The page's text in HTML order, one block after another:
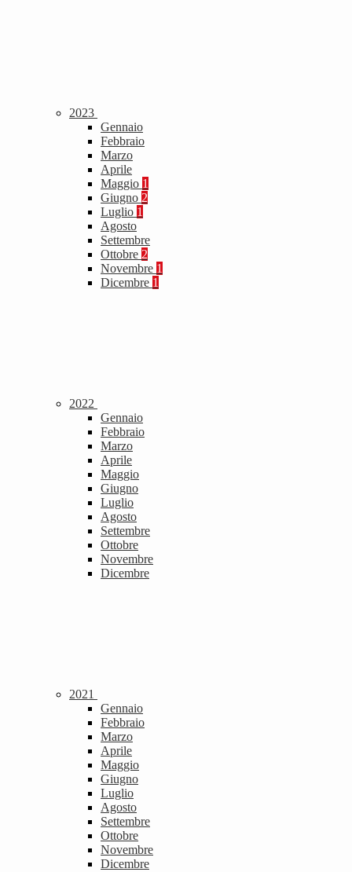
2023
Gennaio
Febbraio
Marzo
Aprile
Maggio 1
Giugno 2
Luglio 1
Agosto
Settembre
Ottobre 2
Novembre 1
Dicembre 1
2022
Gennaio
Febbraio
Marzo
Aprile
Maggio
Giugno
Luglio
Agosto
Settembre
Ottobre
Novembre
Dicembre
2021
Gennaio
Febbraio
Marzo
Aprile
Maggio
Giugno
Luglio
Agosto
Settembre
Ottobre
Novembre
Dicembre